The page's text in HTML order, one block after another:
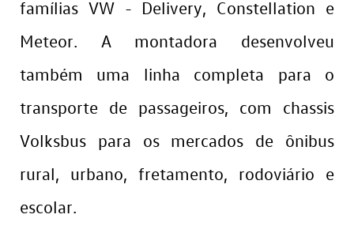
famílias VW - Delivery, Constellation e
Meteor. A montadora desenvolveu
também uma linha completa para o
transporte de passageiros, com chassis
Volksbus para os mercados de ônibus
rural, urbano, fretamento, rodoviário e
escolar.